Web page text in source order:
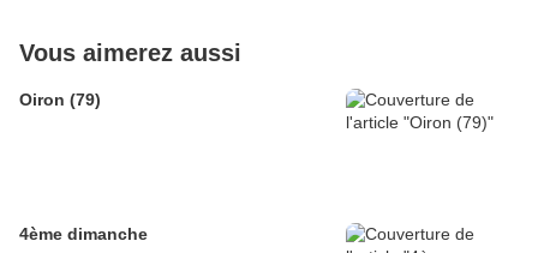
Vous aimerez aussi
Oiron (79)
4ème dimanche